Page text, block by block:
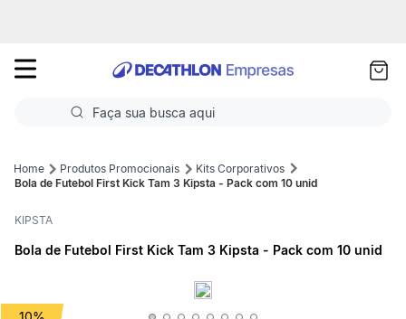
Faça sua busca aqui
4ºVolei
Produtos Promocionais
Kits Corporativos
Bola de Futebol First Kick Tam 3 Kipsta - Pack com 10 unid
KIPSTA
Bola de Futebol First Kick Tam 3 Kipsta - Pack com 10 unid